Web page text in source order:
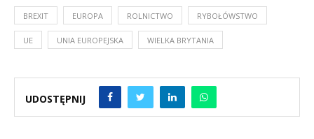
BREXIT EUROPA ROLNICTWO RYBOŁÓWSTWO
UE UNIA EUROPEJSKA WIELKA BRYTANIA
UDOSTĘPNIJ